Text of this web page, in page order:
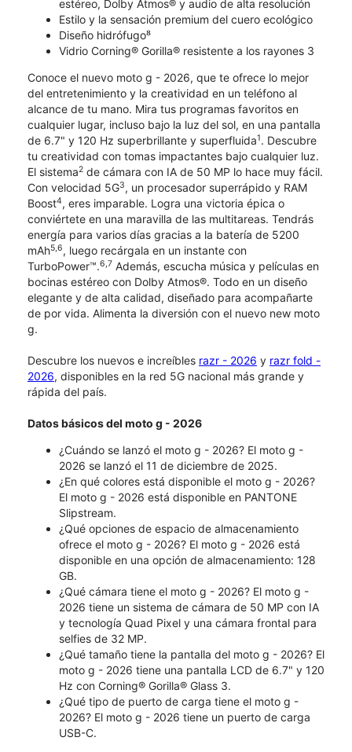
estéreo, Dolby Atmos® y audio de alta resolución
Estilo y la sensación premium del cuero ecológico
Diseño hidrófugo⁸
Vidrio Corning® Gorilla® resistente a los rayones 3
Conoce el nuevo moto g - 2026, que te ofrece lo mejor
del entretenimiento y la creatividad en un teléfono al
alcance de tu mano. Mira tus programas favoritos en
cualquier lugar, incluso bajo la luz del sol, en una pantalla
de 6.7" y 120 Hz superbrillante y superfluida1. Descubre
tu creatividad con tomas impactantes bajo cualquier luz.
El sistema2 de cámara con IA de 50 MP lo hace muy fácil.
Con velocidad 5G3, un procesador superrápido y RAM
Boost4, eres imparable. Logra una victoria épica o
conviértete en una maravilla de las multitareas. Tendrás
energía para varios días gracias a la batería de 5200
mAh5,6, luego recárgala en un instante con
TurboPower™.6,7 Además, escucha música y películas en
bocinas estéreo con Dolby Atmos®. Todo en un diseño
elegante y de alta calidad, diseñado para acompañarte
de por vida. Alimenta la diversión con el nuevo new moto
g.
Descubre los nuevos e increíbles razr - 2026 y razr fold -
2026, disponibles en la red 5G nacional más grande y
rápida del país.
Datos básicos del moto g - 2026
¿Cuándo se lanzó el moto g - 2026?​​​​​​​ El moto g -
2026 se lanzó el 11 de diciembre de 2025.
¿En qué colores está disponible el moto g - 2026?
El moto g - 2026 está disponible en PANTONE
Slipstream.
¿Qué opciones de espacio de almacenamiento
ofrece el moto g - 2026? El moto g - 2026 está
disponible en una opción de almacenamiento: 128
GB.
¿Qué cámara tiene el moto g - 2026? El moto g -
2026 tiene un sistema de cámara de 50 MP con IA
y tecnología Quad Pixel y una cámara frontal para
selfies de 32 MP.
¿Qué tamaño tiene la pantalla del moto g - 2026? El
moto g - 2026 tiene una pantalla LCD de 6.7" y 120
Hz con Corning® Gorilla® Glass 3.
¿Qué tipo de puerto de carga tiene el moto g -
2026? El moto g - 2026 tiene un puerto de carga
USB-C.